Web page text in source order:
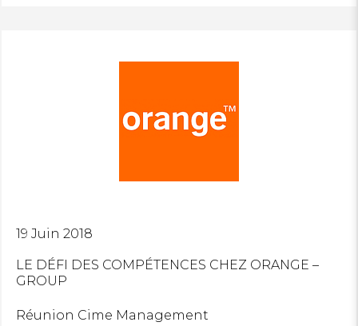
19 Juin 2018
LE DÉFI DES COMPÉTENCES CHEZ ORANGE –
GROUP
Réunion Cime Management